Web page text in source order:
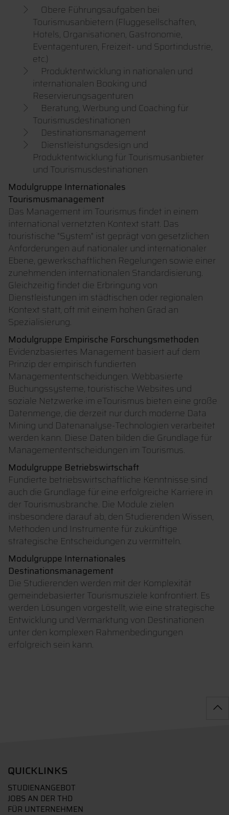
Obere Führungsaufgaben bei
Tourismusanbietern (Fluggesellschaften,
Hotels, Organisationen, Gastronomie,
Eventagenturen, Freizeit- und Sportindustrie,
etc.)
Produktentwicklung in nationalen und
internationalen Booking und
Reservierungsagenturen
Beratung, Werbung und Coaching für
Tourismusdestinationen
Destinationsmanagement
Dienstleistungsdesign und
Produktentwicklung für Tourismusanbieter
und Tourismusdestinationen
Modulgruppe Internationales
Tourismusmanagement
Das Management im Tourismus findet in einem
international vernetzten Kontext statt. Das
touristische "System" ist geprägt von gesetzlichen
Anforderungen auf nationaler und internationaler
Ebene, gewerkschaftlichen Regelungen sowie einer
zunehmenden internationalen Standardisierung.
Gleichzeitig findet die Erbringung von
Dienstleistungen im städtischen oder regionalen
Kontext statt, oft mit einem hohen Grad an
Spezialisierung.
Modulgruppe Empirische Forschungsmethoden
Evidenzbasiertes Management basiert auf dem
Prinzip der empirisch fundierten
Managemententscheidungen. Webbasierte
Buchungssysteme, touristische Websites und
soziale Netzwerke im eTourismus bieten eine große
Datenmenge, die derzeit nur durch moderne Data
Mining und Datenanalyse-Technologien verarbeitet
werden kann. Diese Daten bilden die Grundlage für
Managemententscheidungen im Tourismus.
Modulgruppe Betriebswirtschaft
Fundierte betriebswirtschaftliche Kenntnisse sind
auch die Grundlage für eine erfolgreiche Karriere in
der Tourismusbranche. Die Module zielen
insbesondere darauf ab, den Studierenden Wissen,
Methoden und Instrumente für zukünftige
strategische Entscheidungen zu vermitteln.
Modulgruppe Internationales
Destinationsmanagement
Die Studierenden werden mit der Komplexität
gemeindebasierter Tourismusziele konfrontiert. Es
werden Lösungen vorgestellt, wie eine strategische
Entwicklung und Vermarktung von Destinationen
unter den komplexen Rahmenbedingungen
erfolgreich sein kann.
QUICKLINKS
STUDIENANGEBOT
JOBS AN DER THD
FÜR UNTERNEHMEN